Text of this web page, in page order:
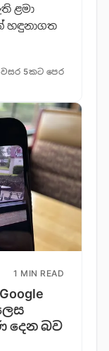
ළමා
හඳුනාගත
වසර 5කට පෙර
1 MIN READ
දෙන බව